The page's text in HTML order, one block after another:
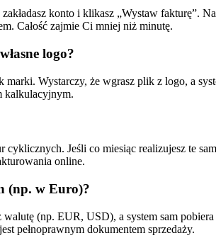
konto i klikasz „Wystaw fakturę”.
Całość zajmie Ci mniej niż minutę.
logo?
Wystarczy, że wgrasz plik z logo, a
kalkulacyjnym.
Jeśli co miesiąc realizujesz te
online.
(np. w Euro)?
(np. EUR, USD), a system sam
pełnoprawnym dokumentem sprzedaży.